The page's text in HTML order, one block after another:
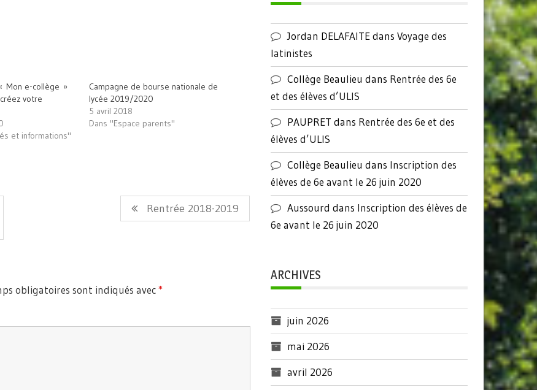
Mon e-collège »
votre
et informations"
Campagne de bourse nationale de
lycée 2019/2020
5 avril 2018
Dans "Espace parents"
Article
Rentrée 2018-2019
obligatoires sont indiqués avec*
Jordan DELAFAITEdans Voyage des
latinistes
Collège Beaulieu dans Rentrée des 6e
et des élèves d’ULIS
PAUPRET dans Rentrée des 6e et des
élèves d’ULIS
Collège Beaulieu dans Inscription des
élèves de 6e avant le 26 juin 2020
Aussourd dans Inscription des élèves de
6e avant le 26 juin 2020
ARCHIVES
juin 2026
mai 2026
avril 2026